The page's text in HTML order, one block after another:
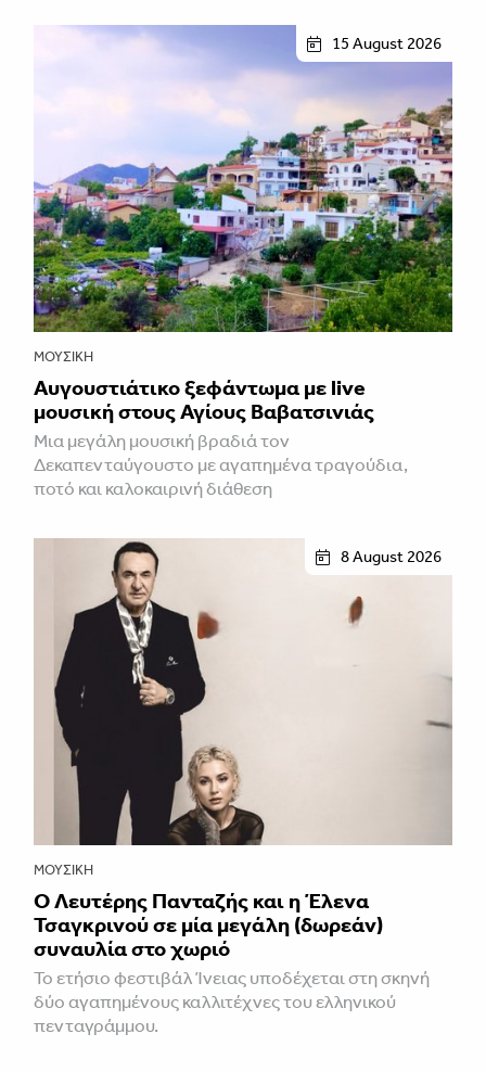
15 August 2026
ΜΟΥΣΙΚΉ
Αυγουστιάτικο ξεφάντωμα με live
μουσική στους Αγίους Βαβατσινιάς
Μια μεγάλη μουσική βραδιά τον
Δεκαπενταύγουστο με αγαπημένα τραγούδια,
ποτό και καλοκαιρινή διάθεση
8 August 2026
ΜΟΥΣΙΚΉ
Ο Λευτέρης Πανταζής και η Έλενα
Τσαγκρινού σε μία μεγάλη (δωρεάν)
συναυλία στο χωριό
Το ετήσιο φεστιβάλ Ίνειας υποδέχεται στη σκηνή
δύο αγαπημένους καλλιτέχνες του ελληνικού
πενταγράμμου.